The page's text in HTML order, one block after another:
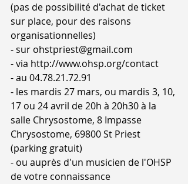
(pas de possibilité d'achat de ticket
sur place, pour des raisons
organisationnelles)
- sur ohstpriest@gmail.com
- via http://www.ohsp.org/contact
- au 04.78.21.72.91
- les mardis 27 mars, ou mardis 3, 10,
17 ou 24 avril de 20h à 20h30 à la
salle Chrysostome, 8 Impasse
Chrysostome, 69800 St Priest
(parking gratuit)
- ou auprès d'un musicien de l'OHSP
de votre connaissance